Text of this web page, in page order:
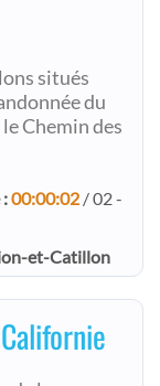
situés
du
Chemin des
00:00:02 / 02 -
et-Catillon